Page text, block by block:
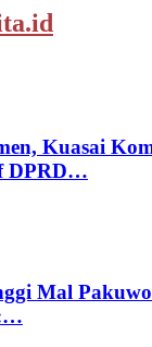
Kuasai
DPRD…
Mal